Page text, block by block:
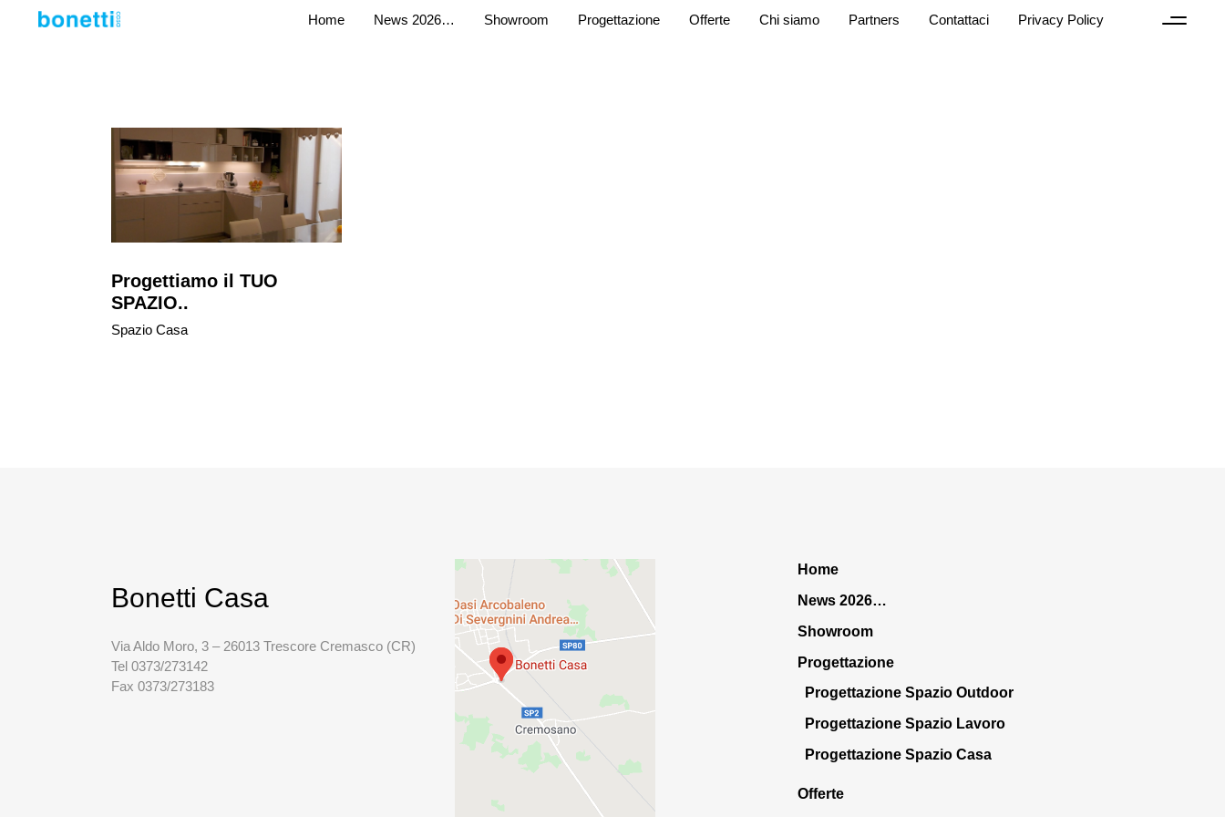
Home News 2026… Showroom Progettazione Offerte Chi siamo Partners Contattaci Privacy Policy
Progettiamo il TUO
SPAZIO..
Spazio Casa
Bonetti Casa
Via Aldo Moro, 3 – 26013 Trescore Cremasco (CR)
Tel 0373/273142
Fax 0373/273183
Home
News 2026…
Showroom
Progettazione
Progettazione Spazio Outdoor
Progettazione Spazio Lavoro
Progettazione Spazio Casa
Offerte